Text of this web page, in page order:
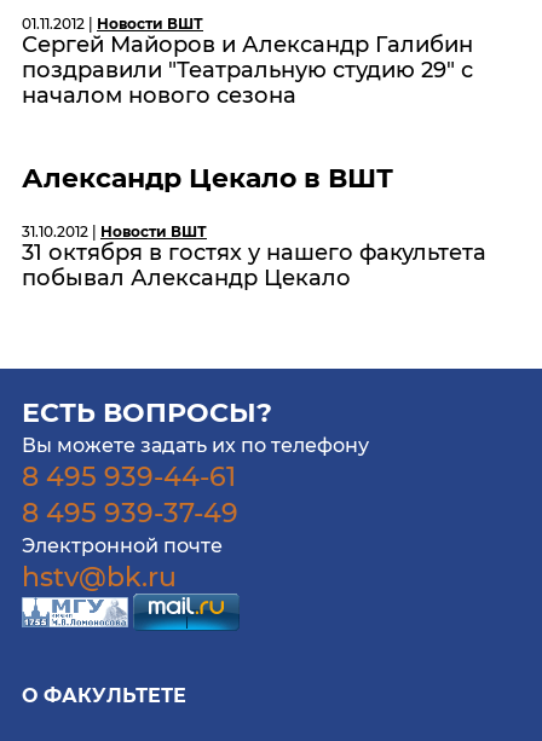
01.11.2012 | Новости ВШТ
Сергей Майоров и Александр Галибин
поздравили "Театральную студию 29" с
началом нового сезона
Александр Цекало в ВШТ
31.10.2012 | Новости ВШТ
31 октября в гостях у нашего факультета
побывал Александр Цекало
ЕСТЬ ВОПРОСЫ?
Вы можете задать их по телефону
8 495 939-44-61
8 495 939-37-49
Электронной почте
hstv@bk.ru
О ФАКУЛЬТЕТЕ